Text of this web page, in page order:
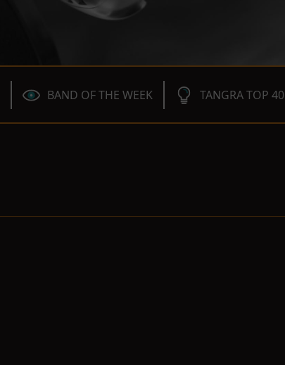
BAND OF THE WEEK TANGRA TOP 40